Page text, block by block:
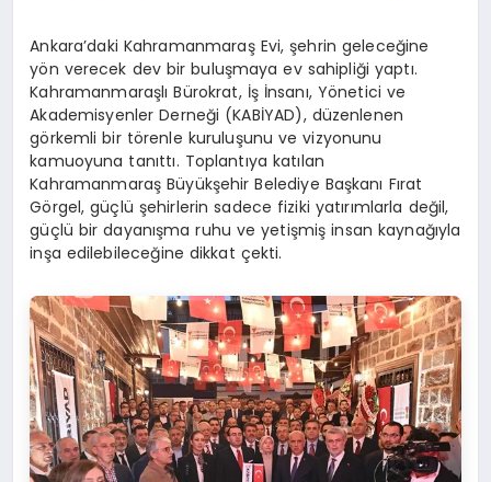
Ankara’daki Kahramanmaraş Evi, şehrin geleceğine
yön verecek dev bir buluşmaya ev sahipliği yaptı.
Kahramanmaraşlı Bürokrat, İş İnsanı, Yönetici ve
Akademisyenler Derneği (KABİYAD), düzenlenen
görkemli bir törenle kuruluşunu ve vizyonunu
kamuoyuna tanıttı. Toplantıya katılan
Kahramanmaraş Büyükşehir Belediye Başkanı Fırat
Görgel, güçlü şehirlerin sadece fiziki yatırımlarla değil,
güçlü bir dayanışma ruhu ve yetişmiş insan kaynağıyla
inşa edilebileceğine dikkat çekti.